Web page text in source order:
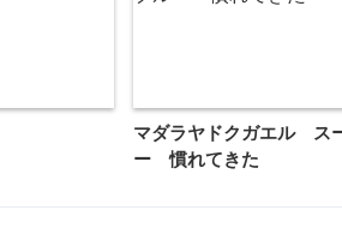
マダラヤドクガエル ス
ー 慣れてきた